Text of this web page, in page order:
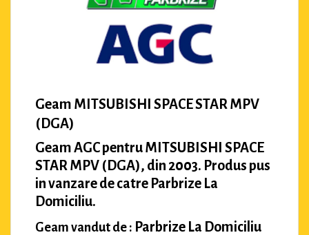
Geam MITSUBISHI SPACE STAR MPV
(DGA)
Geam AGC pentru MITSUBISHI SPACE
STAR MPV (DGA), din 2003. Produs pus
in vanzare de catre Parbrize La
Domiciliu.
Geam vandut de : Parbrize La Domiciliu